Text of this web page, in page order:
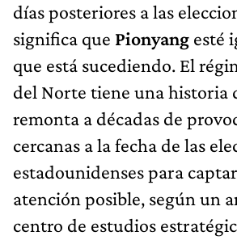
días posteriores a las
significa que Pionyang​ esté
que está sucediendo. El
del Norte tiene una historia
remonta a décadas de
cercanas a la fecha de las
estadounidenses para
atención posible, según un
centro de estudios